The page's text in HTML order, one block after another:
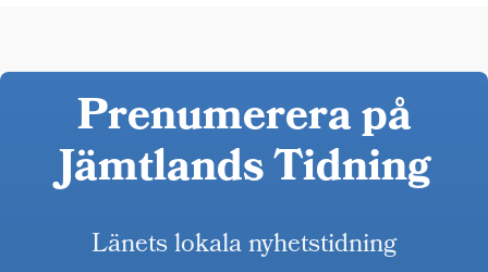
Prenumerera på
Jämtlands Tidning
Länets lokala nyhetstidning